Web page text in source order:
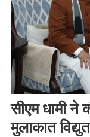
सीएम धामी ने
मुलाकात